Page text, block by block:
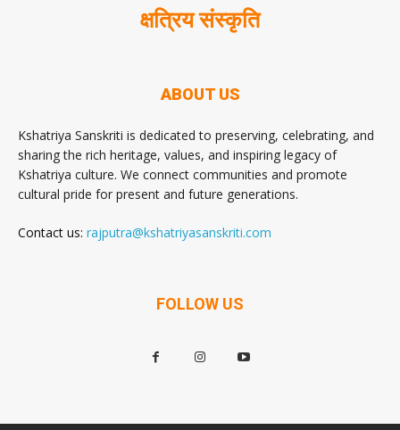
क्षत्रिय संस्कृति
ABOUT US
Kshatriya Sanskriti is dedicated to preserving, celebrating, and
sharing the rich heritage, values, and inspiring legacy of
Kshatriya culture. We connect communities and promote
cultural pride for present and future generations.
Contact us: rajputra@kshatriyasanskriti.com
FOLLOW US